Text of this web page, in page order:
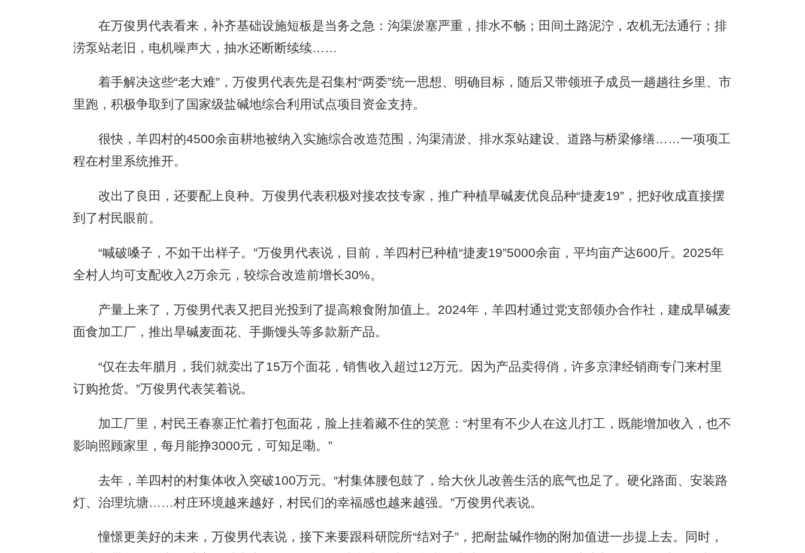
在万俊男代表看来，补齐基础设施短板是当务之急：沟渠淤塞严重，排水不畅；田间土路泥泞，农机无法通行；排
涝泵站老旧，电机噪声大，抽水还断断续续……
着手解决这些“老大难”，万俊男代表先是召集村“两委”统一思想、明确目标，随后又带领班子成员一趟趟往乡里、市
里跑，积极争取到了国家级盐碱地综合利用试点项目资金支持。
很快，羊四村的4500余亩耕地被纳入实施综合改造范围，沟渠清淤、排水泵站建设、道路与桥梁修缮……一项项工
程在村里系统推开。
改出了良田，还要配上良种。万俊男代表积极对接农技专家，推广种植旱碱麦优良品种“捷麦19”，把好收成直接摆
到了村民眼前。
“喊破嗓子，不如干出样子。”万俊男代表说，目前，羊四村已种植“捷麦19”5000余亩，平均亩产达600斤。2025年
全村人均可支配收入2万余元，较综合改造前增长30%。
产量上来了，万俊男代表又把目光投到了提高粮食附加值上。2024年，羊四村通过党支部领办合作社，建成旱碱麦
面食加工厂，推出旱碱麦面花、手撕馒头等多款新产品。
“仅在去年腊月，我们就卖出了15万个面花，销售收入超过12万元。因为产品卖得俏，许多京津经销商专门来村里
订购抢货。”万俊男代表笑着说。
加工厂里，村民王春寨正忙着打包面花，脸上挂着藏不住的笑意：“村里有不少人在这儿打工，既能增加收入，也不
影响照顾家里，每月能挣3000元，可知足嘞。”
去年，羊四村的村集体收入突破100万元。“村集体腰包鼓了，给大伙儿改善生活的底气也足了。硬化路面、安装路
灯、治理坑塘……村庄环境越来越好，村民们的幸福感也越来越强。”万俊男代表说。
憧憬更美好的未来，万俊男代表说，接下来要跟科研院所“结对子”，把耐盐碱作物的附加值进一步提上去。同时，